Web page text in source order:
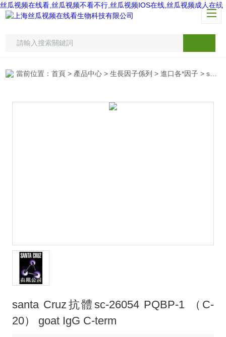
丝瓜视频在线看,丝瓜视频不看不行,丝瓜视频IOS在线,丝瓜视频成人在线
當前位置：首頁 > 產品中心 >生長因子係列 >進口各*因子 > santa Cruz抗體sc-26054 PQBP-1 （C-20） goat IgG C-term
santa Cruz抗體sc-26054 PQBP-1 （C-
20） goat IgG C-term